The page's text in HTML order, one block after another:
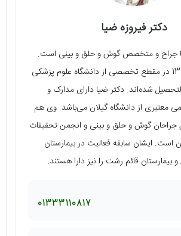
دکتر فیروزه ضیا
جراح و متخصص گوش و حلق و بینی است.
ایشان در سال 1389 در مقطع تخصصی از دانشگاه علوم پزشکی
شده‌اند. دکتر ضیا دارای مدارک و
معتبری از دانشگاه گیلان می‌باشد. وی هم
جراحان گوش و حلق و بینی و انجمن تحقیقات
است. ایشان سابقه فعالیت در بیمارستان
و بیمارستان قائم رشت را نیز دارا هستند.
01333110817